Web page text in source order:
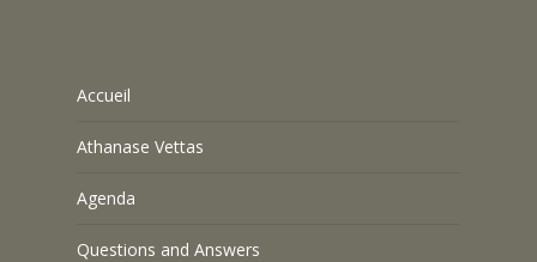
Accueil
Athanase Vettas
Agenda
Questions and Answers